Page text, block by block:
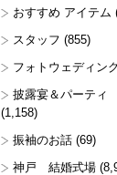
おすすめ アイテム
スタッフ (855)
フォトウェディン
披露宴＆パーティ
(1,158)
振袖のお話 (69)
神戸 結婚式場